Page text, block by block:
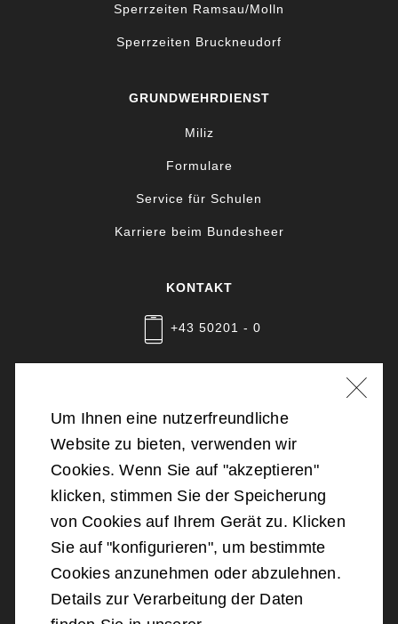
Sperrzeiten Ramsau/Molln
Sperrzeiten Bruckneudorf
GRUNDWEHRDIENST
Miliz
Formulare
Service für Schulen
Karriere beim Bundesheer
KONTAKT
+43 50201 - 0
2026Bundesministerium für Landesverteidigung
Barrierefreiheit
Datenschutz
Um Ihnen eine nutzerfreundliche
Website zu bieten, verwenden wir
Cookies. Wenn Sie auf "akzeptieren"
klicken, stimmen Sie der Speicherung
von Cookies auf Ihrem Gerät zu. Klicken
Sie auf "konfigurieren", um bestimmte
Cookies anzunehmen oder abzulehnen.
Details zur Verarbeitung der Daten